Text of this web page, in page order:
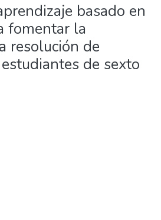
basado en
fomentar la
resolución de
de sexto